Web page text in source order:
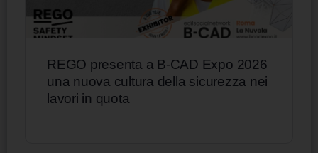
REGO presenta a B-CAD Expo 2026
una nuova cultura della sicurezza nei
lavori in quota